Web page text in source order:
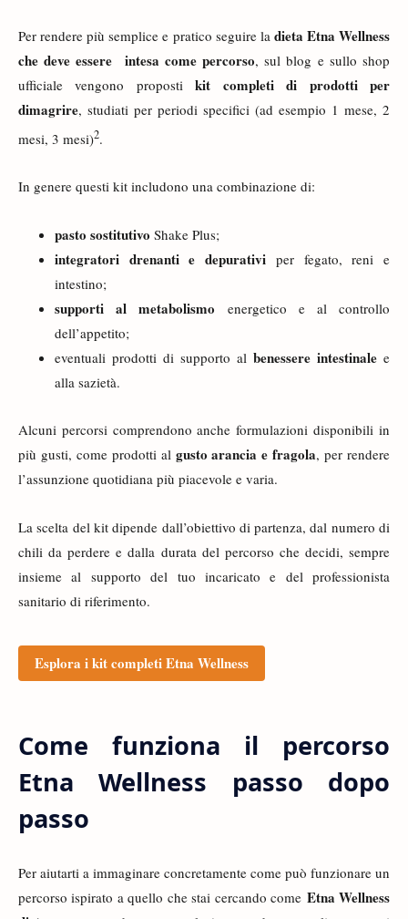
Per rendere più semplice e pratico seguire la dieta Etna Wellness
che deve essere intesa come percorso, sul blog e sullo shop
ufficiale vengono propostikit completi di prodotti per
dimagrire, studiati per periodi specifici (ad esempio 1 mese, 2
mesi, 3 mesi)2.
In genere questi kit includono una combinazione di:
pasto sostitutivo Shake Plus;
integratori drenanti e depurativi per fegato, reni e
intestino;
supporti al metabolismo energetico e al controllo
dell’appetito;
eventuali prodotti di supporto al benessere intestinale e
alla sazietà.
Alcuni percorsi comprendono anche formulazioni disponibili in
più gusti, come prodotti al gusto arancia e fragola, per rendere
l’assunzione quotidiana più piacevole e varia.
La scelta del kit dipende dall’obiettivo di partenza, dal numero di
chili da perdere e dalla durata del percorso che decidi, sempre
insieme al supporto del tuo incaricato e del professionista
sanitario di riferimento.
Esplora i kit completi Etna Wellness
Come funziona il percorso
Etna Wellness passo dopo
passo
Per aiutarti a immaginare concretamente come può funzionare un
percorso ispirato a quello che stai cercando come Etna Wellness